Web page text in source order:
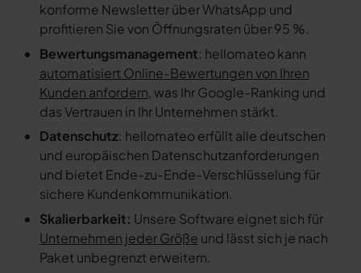
konforme Newsletter über WhatsApp und
profitieren Sie von Öffnungsraten über 95 %.
Bewertungsmanagement: hellomateo kann
automatisiert Online-Bewertungen von Ihren
Kunden anfordern, was Ihr Google-Ranking und
das Vertrauen in Ihr Unternehmen stärkt.
Datenschutz: hellomateo erfüllt alle deutschen
und europäischen Datenschutzanforderungen
und bietet Ende-zu-Ende-Verschlüsselung für
sichere Kundenkommunikation.
Skalierbarkeit: Unsere Software eignet sich für
Unternehmen jeder Größe und lässt sich je nach
Paket unbegrenzt erweitern.